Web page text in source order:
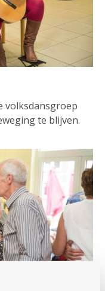
volksdansgroep
te blijven.